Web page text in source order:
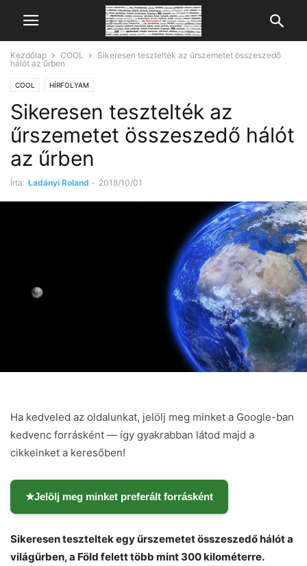
Kezdőlap COOL
Sikeresen tesztelték az űrszemetet összeszedő
hálót az űrben
COOL HÍRFOLYAM
Sikeresen tesztelték az
űrszemetet összeszedő hálót
az űrben
Írta: Ladányi Roland - 2018/10/01
Ha kedveled az oldalunkat, jelölj meg minket a Google-ban
kedvenc forrásként — így gyakrabban látod majd a
cikkeinket a keresőben!
★Jelölj meg minket preferált forrásként
Sikeresen teszteltek egy űrszemetet összeszedő hálót a
világűrben, a Föld felett több mint 300 kilométerre.